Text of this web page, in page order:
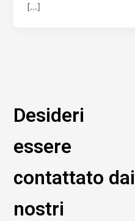
[…]
Desideri
essere
contattato dai
nostri